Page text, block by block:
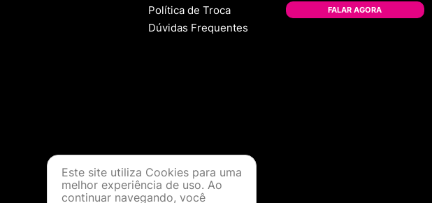
Política de Troca
Dúvidas Frequentes
FALAR AGORA
Este site utiliza Cookies para uma
melhor experiência de uso. Ao
continuar navegando, você